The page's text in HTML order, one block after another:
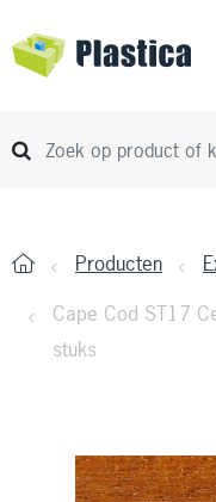
Producten
Cape Cod ST17
stuks